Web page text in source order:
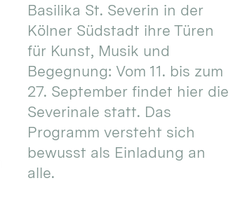
Basilika St. Severin in der
Kölner Südstadt ihre Türen
für Kunst, Musik und
Begegnung: Vom 11. bis zum
27. September findet hier die
Severinale statt. Das
Programm versteht sich
bewusst als Einladung an
alle.